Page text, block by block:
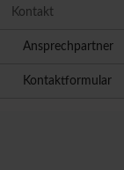
Kontakt
Ansprechpartner
Kontaktformular